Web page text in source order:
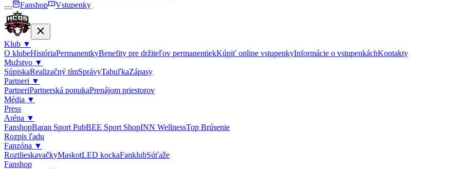
Fanshop
Vstupenky
Klub ▼
O klubeHistóriaPermanentkyBenefity pre držiteľov permanentiekKúpiť online vstupenkyInformácie o vstupenkáchKontakty
Mužstvo ▼
SúpiskaRealizačný tímSprávyTabuľkaZápasy
Partneri ▼
PartneriPartnerská ponukaPrenájom priestorov
Média ▼
Press
Aréna ▼
FanshopBaran Sport PubBEE Sport ShopINN WellnessTop Brúsenie
Rozpis ľadu
Fanzóna ▼
RoztlieskavačkyMaskotLED kockaFanklubSúťaže
Fanshop